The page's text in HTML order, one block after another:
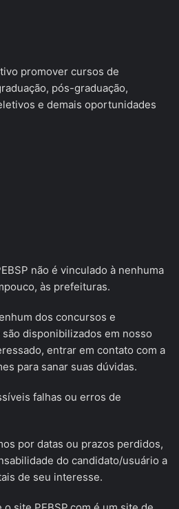
promover cursos de
pós-graduação,
e demais oportunidades
não é vinculado à nenhuma
às prefeituras.
dos concursos e
disponibilizados em nosso
entrar em contato com a
para sanar suas dúvidas.
falhas ou erros de
por datas ou prazos perdidos,
do candidato/usuário a
de seu interesse.